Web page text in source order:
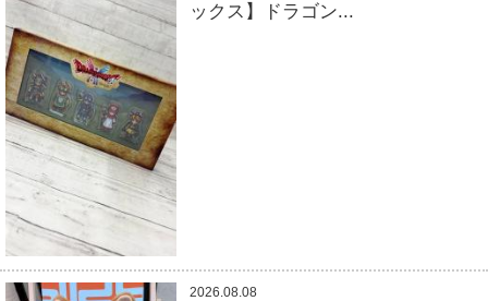
ックス】ドラゴン...
2026.08.08